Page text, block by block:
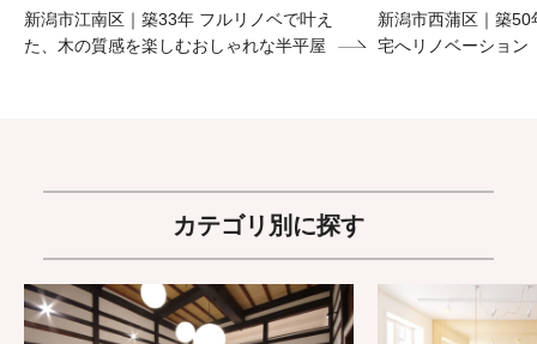
新潟市江南区｜築33年 フルリノベで叶え
た、木の質感を楽しむおしゃれな半平屋
新潟市西蒲区｜築
宅へリノベーション
カテゴリ別に探す